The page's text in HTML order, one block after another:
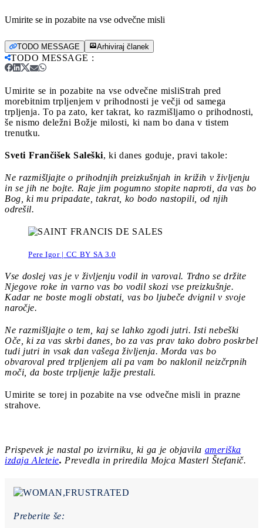
Umirite se in pozabite na vse odvečne misli
TODO MESSAGE Arhiviraj članek
TODO MESSAGE :
Umirite se in pozabite na vse odvečne misliStrah pred
morebitnim trpljenjem v prihodnosti je večji od samega
trpljenja. To pa zato, ker takrat, ko razmišljamo o prihodnosti,
še nismo deležni Božje milosti, ki nam bo dana v tistem
trenutku.
Sveti Frančišek Saleški, ki danes goduje, pravi takole:
Ne razmišljajte o prihodnjih preizkušnjah in križih v življenju
in se jih ne bojte. Raje jim pogumno stopite naproti, da vas bo
Bog, ki mu pripadate, takrat, ko bodo nastopili, od njih
odrešil.
Pere Igor | CC BY SA 3.0
Vse doslej vas je v življenju vodil in varoval. Trdno se držite
Njegove roke in varno vas bo vodil skozi vse preizkušnje.
Kadar ne boste mogli obstati, vas bo ljubeče dvignil v svoje
naročje.
Ne razmišljajte o tem, kaj se lahko zgodi jutri. Isti nebeški
Oče, ki za vas skrbi danes, bo za vas prav tako dobro poskrbel
tudi jutri in vsak dan vašega življenja. Morda vas bo
obvaroval pred trpljenjem ali pa vam bo naklonil neizčrpnih
moči, da boste trpljenje lažje prestali.
Umirite se torej in pozabite na vse odvečne misli in prazne
strahove.
Prispevek je nastal po izvirniku, ki ga je objavila ameriška
izdaja Aleteie. Prevedla in priredila Mojca Masterl Štefanič.
Preberite še: